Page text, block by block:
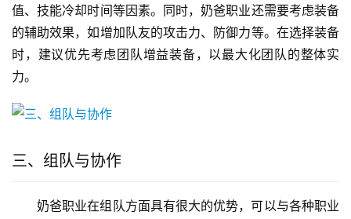
值、技能冷却时间等因素。同时，奶爸职业还需要考虑装备
的辅助效果，如增加队友的攻击力、防御力等。在选择装备
时，建议优先考虑团队增益装备，以最大化团队的整体实
力。
三、组队与协作
奶爸职业在组队方面具有很大的优势，可以与各种职业